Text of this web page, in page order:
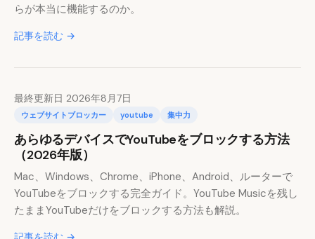
らが本当に機能するのか。
記事を読む →
最終更新日 2026年8月7日
ウェブサイトブロッカー youtube 集中力
あらゆるデバイスでYouTubeをブロックする方法
（2026年版）
Mac、Windows、Chrome、iPhone、Android、ルーターで
YouTubeをブロックする完全ガイド。YouTube Musicを残し
たままYouTubeだけをブロックする方法も解説。